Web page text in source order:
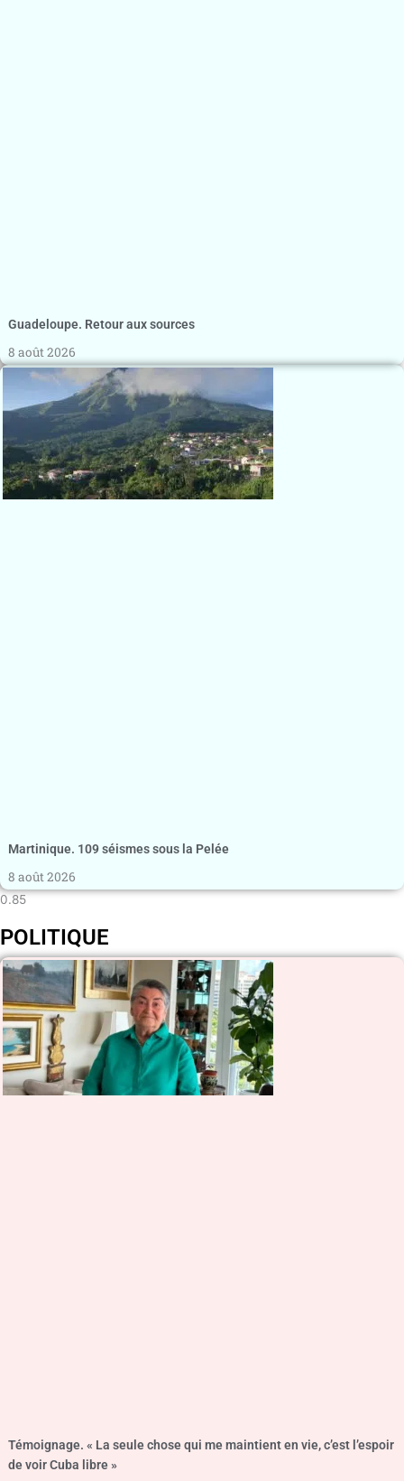
Guadeloupe. Retour aux sources
8 août 2026
Martinique. 109 séismes sous la Pelée
8 août 2026
POLITIQUE
Témoignage. « La seule chose qui me maintient en vie, c’est l’espoir
de voir Cuba libre »